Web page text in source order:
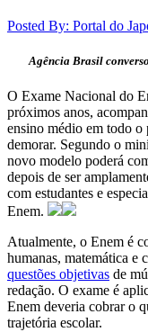
Posted By: Portal do
Agência Brasil
O Exame Nacional do
próximos anos,
ensino médio em todo o
demorar. Segundo o
novo modelo poderá
depois de ser
com estudantes e
Enem.
Atualmente, o Enem é
humanas, matemática e
questões objetivas de
redação. O exame é
Enem deveria cobrar o
trajetória escolar.